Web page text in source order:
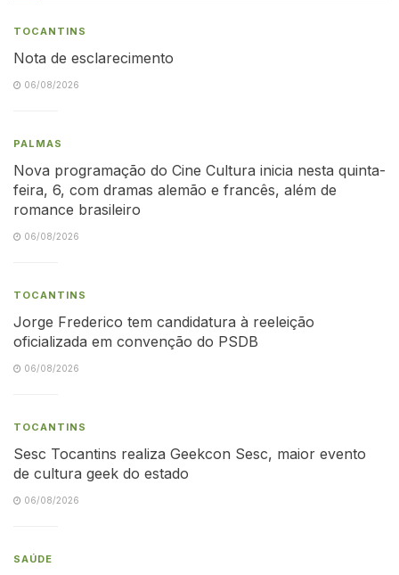
TOCANTINS
Nota de esclarecimento
06/08/2026
PALMAS
Nova programação do Cine Cultura inicia nesta quinta-
feira, 6, com dramas alemão e francês, além de
romance brasileiro
06/08/2026
TOCANTINS
Jorge Frederico tem candidatura à reeleição
oficializada em convenção do PSDB
06/08/2026
TOCANTINS
Sesc Tocantins realiza Geekcon Sesc, maior evento
de cultura geek do estado
06/08/2026
SAÚDE